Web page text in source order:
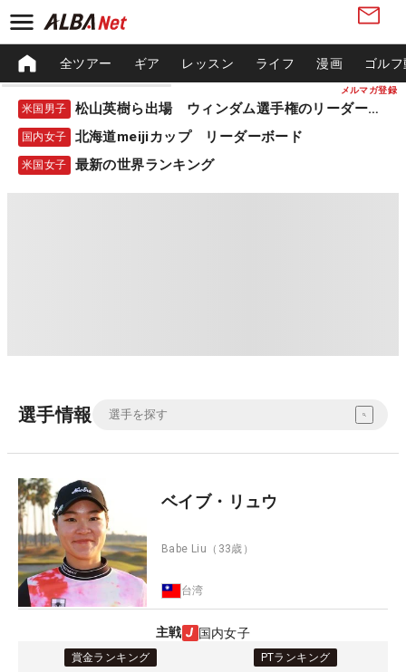
メルマガ登録
全ツアー ギア レッスン ライフ 漫画 ゴル
米国男子 松山英樹ら出場 ウィンダム選手権のリーダーボード
国内女子 北海道meijiカップ リーダーボード
米国女子 最新の世界ランキング
選手情報
ベイブ・リュウ
Babe Liu （33歳）
台湾
主戦 国内女子
賞金ランキング PTランキング